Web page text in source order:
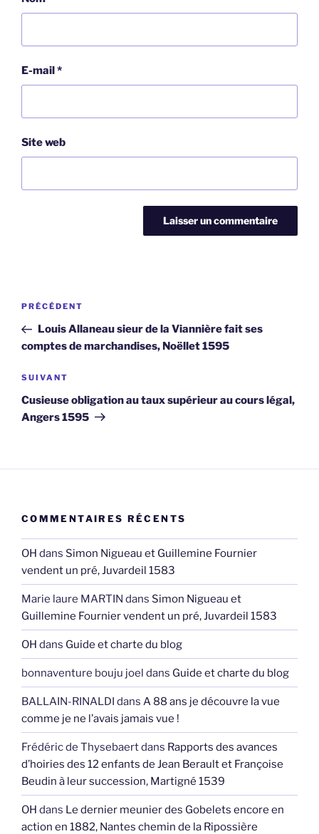
E-mail*
Site web
Navigation
l’article
Article
précédent
PRÉCÉDENT
Louis Allaneau sieur de la Viannière fait ses
comptes de marchandises, Noëllet 1595
Article
suivant
SUIVANT
Cusieuse obligation au taux supérieur au cours légal,
Angers 1595
COMMENTAIRES RÉCENTS
OH dans Simon Nigueau et Guillemine Fournier
vendent un pré, Juvardeil 1583
Marie laure MARTIN dans Simon Nigueau et
Guillemine Fournier vendent un pré, Juvardeil 1583
OH dans Guide et charte du blog
bonnaventure bouju joel dans Guide et charte du blog
BALLAIN-RINALDI dans A 88 ans je découvre la vue
comme je ne l’avais jamais vue !
Frédéric de Thysebaertdans Rapports des avances
d’hoiries des 12 enfants de Jean Berault et Françoise
Beudin à leur succession, Martigné 1539
OH dans Le dernier meunier des Gobelets encore en
action en 1882, Nantes chemin de la Ripossière